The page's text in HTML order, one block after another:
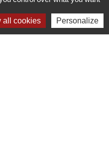
de-aze/
Collectif. Le
all cookies Personalize